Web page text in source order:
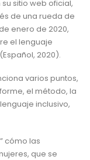
su sitio web oficial,
de una rueda de
enero de 2020,
el lenguaje
2020).
varios puntos,
el método, la
inclusivo,
cómo las
que se